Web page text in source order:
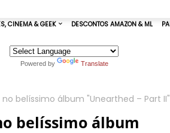
Powered by Translate
belíssimo álbum "Unearthed – Part II"
belíssimo álbum